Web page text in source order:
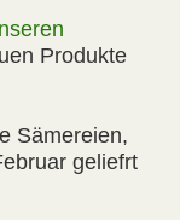
Produkte
Sämereien,
geliefrt